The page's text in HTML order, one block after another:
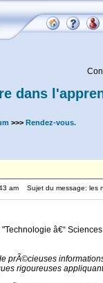
dans
>>> Rendez-vous.
am Sujet du message: les
â€“
prÃ©cieuses
rigoureuses